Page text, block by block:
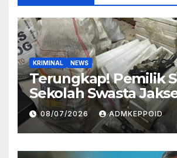
KRIMINAL NEWS
Terungkap! Pemilik
Sekolah Swasta
Ternyata Direktur
Perusahaan Airsoft
Impor
08/07/2026 ADMKEPPOID